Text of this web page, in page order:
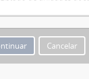
Cancelar